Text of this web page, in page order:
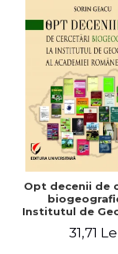
Opt decenii de
Institutul de
31,71